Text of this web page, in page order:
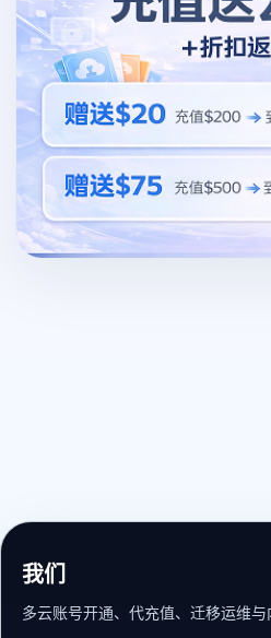
我们
多云账号开通、代充值、迁移运维与